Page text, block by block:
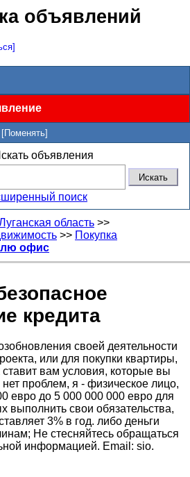
объявлений
[Поменять]
объявления
поиск
область >>
>> Покупка
офис
кредита
своей деятельности
или для покупки квартиры,
вам условия, которые вы
проблем, я - физическое лицо,
евро до 5 000 000 000 евро для
выполнить свои обязательства,
3% в год. либо деньги
Не стесняйтесь обращаться
информацией. Email: sio.